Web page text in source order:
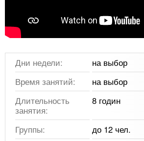
Дни недели:
на выбор
Время занятий:
на выбор
Длительность
занятия:
8 годин
Группы:
до 12 чел.